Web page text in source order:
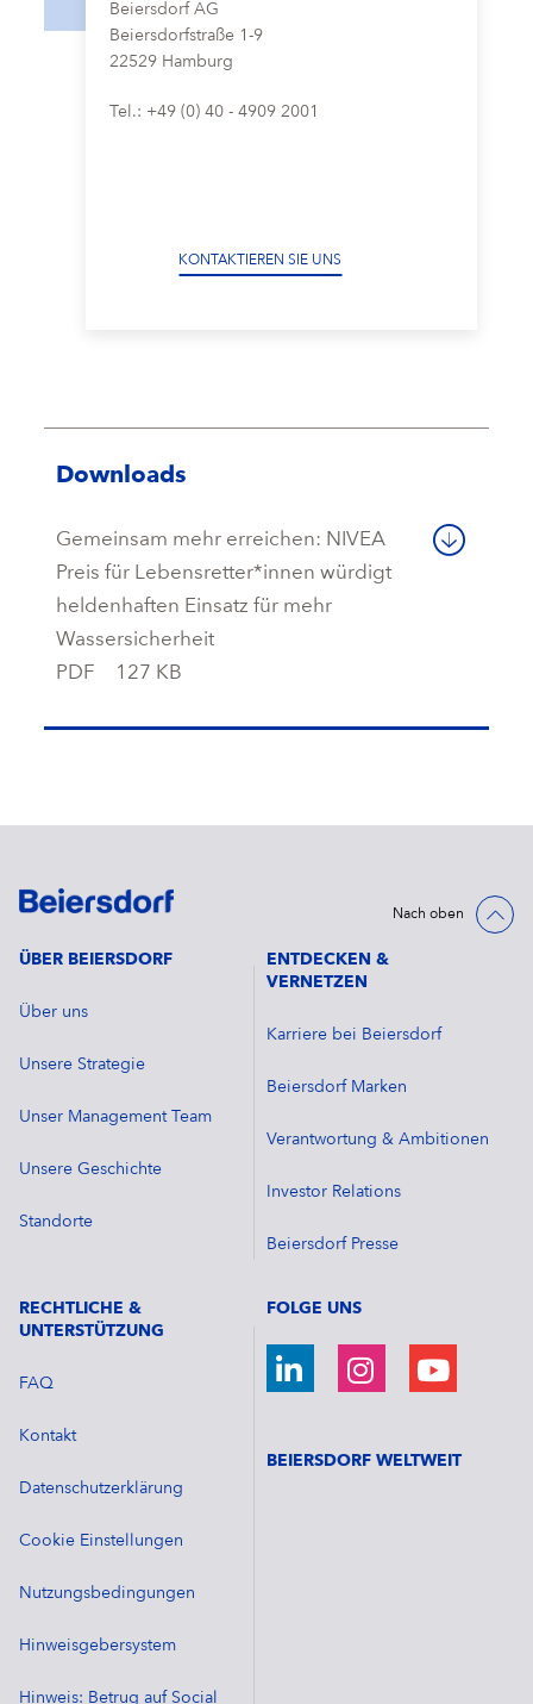
Beiersdorf AG
Beiersdorfstraße 1-9
22529 Hamburg
Tel.: +49 (0) 40 - 4909 2001
KONTAKTIEREN SIE UNS
Downloads
Gemeinsam mehr erreichen: NIVEA
Preis für Lebensretter*innen würdigt
heldenhaften Einsatz für mehr
Wassersicherheit
PDF
127 KB
Nach oben
ÜBER BEIERSDORF
Über uns
Unsere Strategie
Unser Management Team
Unsere Geschichte
Standorte
ENTDECKEN &
VERNETZEN
Karriere bei Beiersdorf
Beiersdorf Marken
Verantwortung & Ambitionen
Investor Relations
Beiersdorf Presse
RECHTLICHE &
UNTERSTÜTZUNG
FAQ
Kontakt
Datenschutzerklärung
Cookie Einstellungen
Nutzungsbedingungen
Hinweisgebersystem
Hinweis: Betrug auf Social
FOLGE UNS
BEIERSDORF WELTWEIT